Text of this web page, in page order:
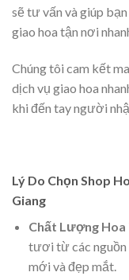
sẽ tư vấn và giúp
giao hoa tận nơi
Chúng tôi cam kết
dịch vụ giao hoa
khi đến tay người
Lý Do Chọn Shop
Giang
Chất Lượng
tươi từ các nguồn
mới và đẹp mắt.